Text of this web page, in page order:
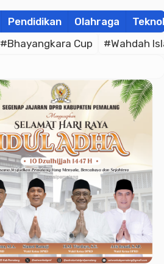
Pendidikan Olahraga
#Bhayangkara Cup #Wahdah